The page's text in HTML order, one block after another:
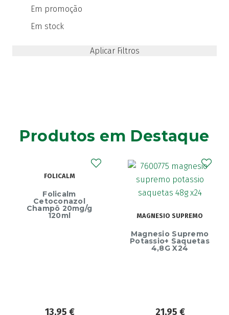
Em promoção
Em stock
Produtos em Destaque
FOLICALM
Folicalm
Cetoconazol
Champô 20mg/g
120ml
13,95€
MAGNESIO SUPREMO
Magnesio Supremo
Potassio+ Saquetas
4,8G X24
21,95€